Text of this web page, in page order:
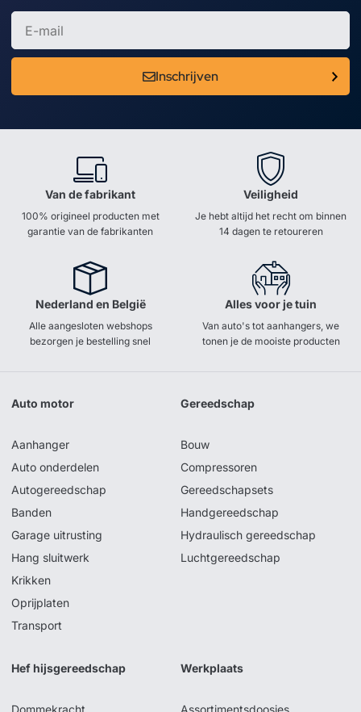
Inschrijven
Van de fabrikant
100% origineel producten met
garantie van de fabrikanten
Veiligheid
Je hebt altijd het recht om binnen
14 dagen te retoureren
Nederland en België
Alle aangesloten webshops
bezorgen je bestelling snel
Alles voor je tuin
Van auto's tot aanhangers, we
tonen je de mooiste producten
Auto motor
Aanhanger
Auto onderdelen
Autogereedschap
Banden
Garage uitrusting
Hang sluitwerk
Krikken
Oprijplaten
Transport
Gereedschap
Bouw
Compressoren
Gereedschapsets
Handgereedschap
Hydraulisch gereedschap
Luchtgereedschap
Hef hijsgereedschap
Dommekracht
Werkplaats
Assortimentsdoosjes